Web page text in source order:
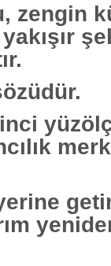
zengin